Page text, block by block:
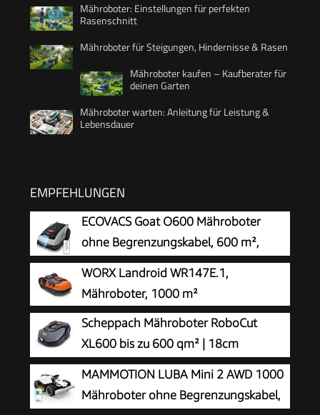
Mähroboter: Einstellungen für perfekten
Rasenschnitt
Mähroboter für Steigungen, Hindernisse & Rasen
Mähroboter kaufen – Kaufberater für
deinen Garten
Mähroboter warten: Anleitung für Leistung &
Lebensdauer
EMPFEHLUNGEN
ECOVACS Goat O600 Mähroboter
ohne Begrenzungskabel, 600 m²,
RTK+Vision-Navigation,
Rasenmähroboter, KI-Hindernisvermeidung, App
Steuerung, passiert 0,7 m schmale Stellen
WORX Landroid WR147E.1,
Mähroboter, 1000 m²
Scheppach Mähroboter RoboCut
XL600 bis zu 600 qm² | 18cm
Schnittbreite | 20-60 mm Schnitthöhe
| Regensensor | WiFi & BT | App gesteuert | 35%
Steigung | mit Station, 9 Messer, 130m Kabel &
MAMMOTION LUBA Mini 2 AWD 1000
Mähroboter ohne Begrenzungskabel,